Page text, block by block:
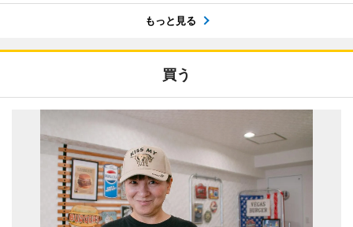
もっと見る
買う